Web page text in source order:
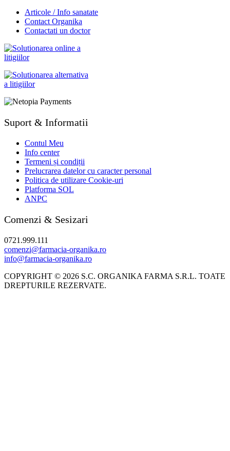
Articole / Info sanatate
Contact Organika
Contactati un doctor
Suport & Informatii
Contul Meu
Info center
Termeni și condiții
Prelucrarea datelor cu caracter personal
Politica de utilizare Cookie-uri
Platforma SOL
ANPC
Comenzi & Sesizari
0721.999.111
comenzi@farmacia-organika.ro
info@farmacia-organika.ro
COPYRIGHT © 2026 S.C. ORGANIKA FARMA S.R.L. TOATE
DREPTURILE REZERVATE.